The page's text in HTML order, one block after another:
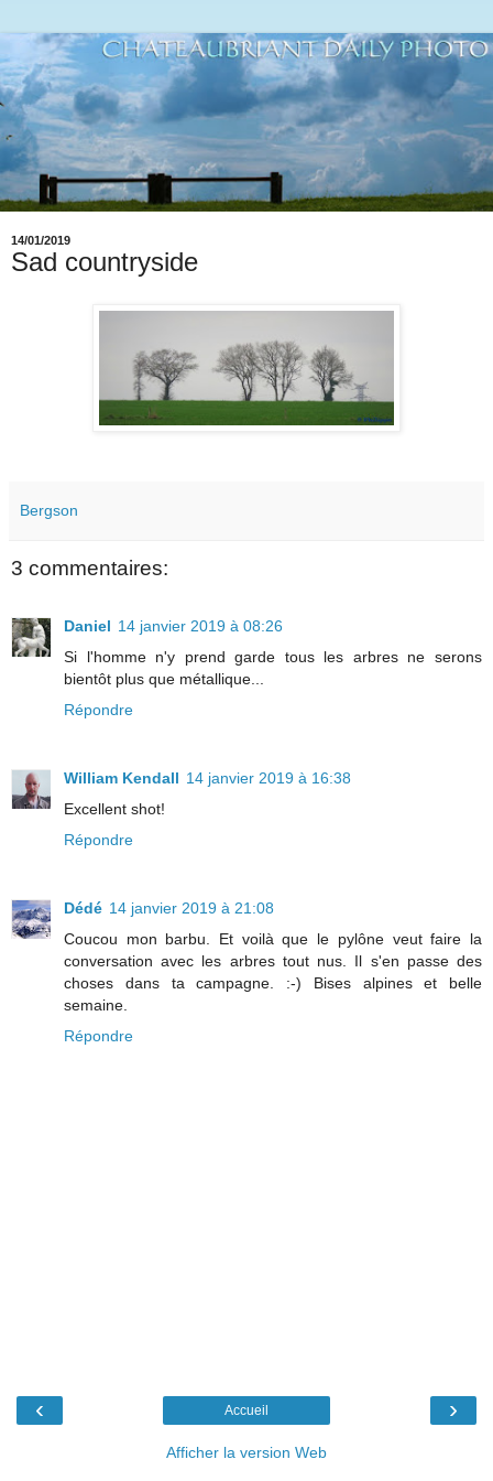
14/01/2019
Sad countryside
Bergson
3 commentaires:
Daniel 14 janvier 2019 à 08:26
Si l'homme n'y prend garde tous les arbres ne serons
bientôt plus que métallique...
Répondre
William Kendall 14 janvier 2019 à 16:38
Excellent shot!
Répondre
Dédé 14 janvier 2019 à 21:08
Coucou mon barbu. Et voilà que le pylône veut faire la
conversation avec les arbres tout nus. Il s'en passe des
choses dans ta campagne. :-) Bises alpines et belle
semaine.
Répondre
‹ ›
Accueil
Afficher la version Web